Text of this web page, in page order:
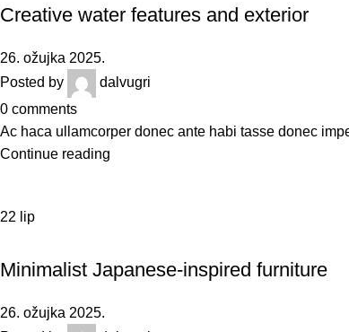
Creative water features and exterior
26. ožujka 2025.
Posted by
dalvugri
0 comments
Ac haca ullamcorper donec ante habi tasse donec
Continue reading
22 lip
Minimalist Japanese-inspired furniture
26. ožujka 2025.